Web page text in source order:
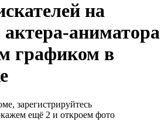
на
аниматора
графиком в
зарегистрируйтесь
ещё 2 и откроем фото